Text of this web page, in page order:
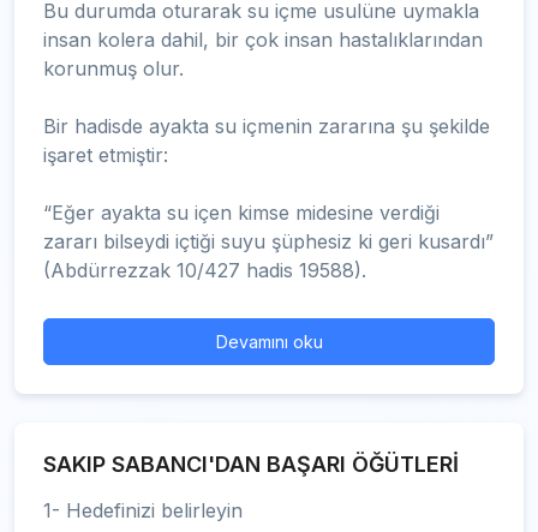
Bu durumda oturarak su içme usulüne uymakla
insan kolera dahil, bir çok insan hastalıklarından
korunmuş olur.
Bir hadisde ayakta su içmenin zararına şu şekilde
işaret etmiştir:
“Eğer ayakta su içen kimse midesine verdiği
zararı bilseydi içtiği suyu şüphesiz ki geri kusardı”
(Abdürrezzak 10/427 hadis 19588).
Devamını oku
SAKIP SABANCI'DAN BAŞARI ÖĞÜTLERİ
1- Hedefinizi belirleyin